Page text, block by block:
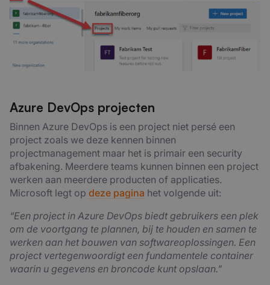
Azure DevOps projecten
Binnen Azure DevOps is een project niet persé een
project zoals we deze kennen binnen
projectmanagement maar het is primair een security
afbakening. Meerdere teams kunnen binnen een project
werken aan meerdere producten of applicaties.
Microsoft legt op deze pagina het volgende uit:
“Een project in Azure DevOps biedt gebruikers een plek
om de voortgang te plannen, bij te houden en samen te
werken aan het bouwen van softwareoplossingen. Een
project vertegenwoordigt een fundamentele container
waarin u gegevens en broncode kunt opslaan.”